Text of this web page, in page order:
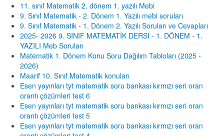
11. sınıf Matematik 2. dönem 1. yazılı Mebi
9. Sınıf Matematik - 2. Dönem 1. Yazılı mebi soruları
9. Sınıf Matematik - 1. Dönem 2. Yazılı Soruları ve Cevapları
2025- 2026 9. SINIF MATEMATİK DERSI - 1. DÖNEM - 1.
YAZILI Meb Soruları
Matematik 1. Dönem Konu Soru Dağılım Tabloları (2025 -
2026)
Maarif 10. Sınıf Matematik konuları
Esen yayınları tyt matematik soru bankası kırmızı seri oran
orantı çözümleri test 6
Esen yayınları tyt matematik soru bankası kırmızı seri oran
orantı çözümleri test 5
Esen yayınları tyt matematik soru bankası kırmızı seri oran